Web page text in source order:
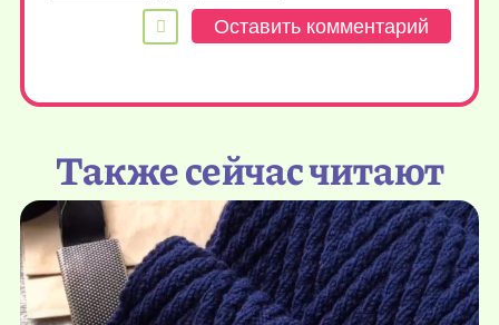
Также сейчас читают